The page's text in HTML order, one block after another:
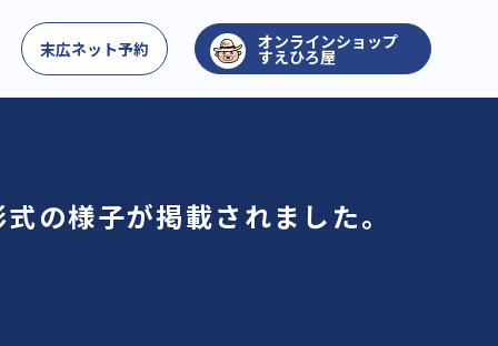
問い合わせ
末広ネット予約 すえひろ屋
の様子が掲載されました。